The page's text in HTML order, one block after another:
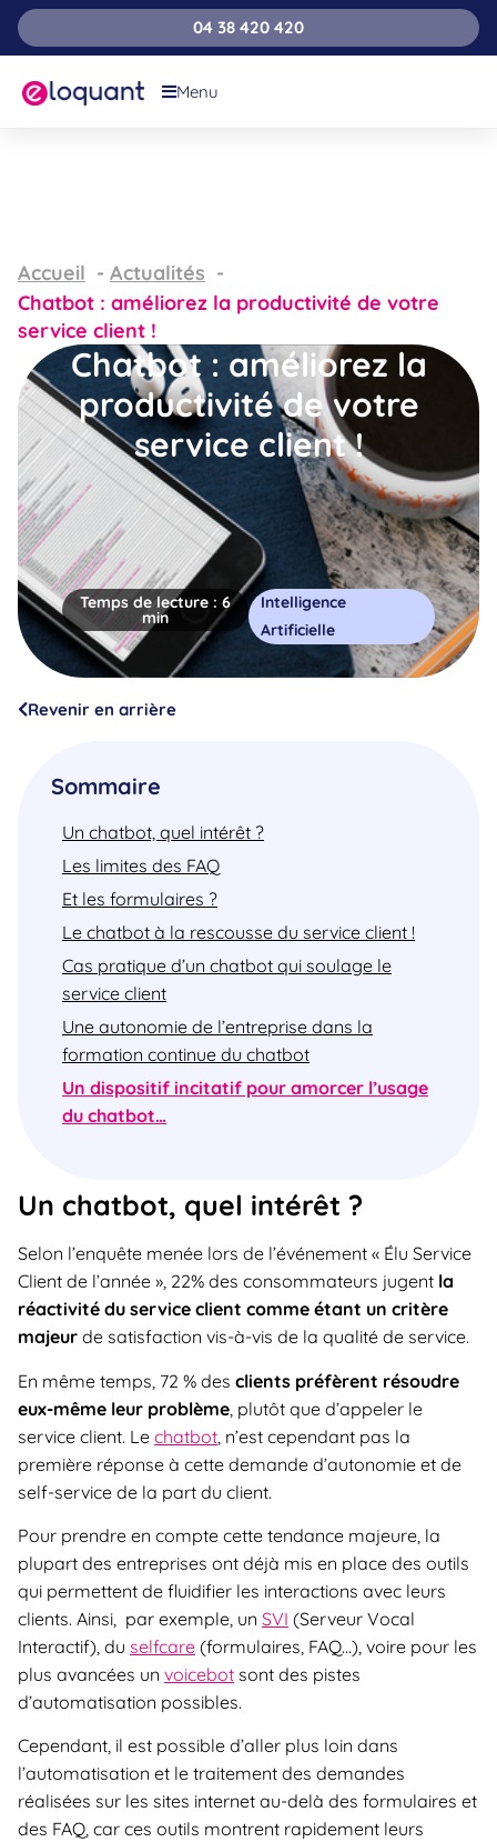
04 38 420 420
Menu
Accueil
Actualités
Chatbot : améliorez la productivité de votre
service client !
Chatbot : améliorez la
productivité de votre
service client !
Temps de lecture : 6
min
Intelligence
Artificielle
Revenir en arrière
Sommaire
Un chatbot, quel intérêt ?
Les limites des FAQ
Et les formulaires ?
Le chatbot à la rescousse du service client !
Cas pratique d’un chatbot qui soulage le
service client
Une autonomie de l’entreprise dans la
formation continue du chatbot
Un dispositif incitatif pour amorcer l’usage
du chatbot…
Un chatbot, quel intérêt ?
Selon l’enquête menée lors de l’événement « Élu Service
Client de l’année », 22% des consommateurs jugent la
réactivité du service client comme étant un critère
majeur de satisfaction vis-à-vis de la qualité de service.
En même temps, 72 % des clients préfèrent résoudre
eux-même leur problème , plutôt que d’appeler le
service client. Le chatbot , n’est cependant pas la
première réponse à cette demande d’autonomie et de
self-service de la part du client.
Pour prendre en compte cette tendance majeure, la
plupart des entreprises ont déjà mis en place des outils
qui permettent de fluidifier les interactions avec leurs
clients. Ainsi, par exemple, un SVI (Serveur Vocal
Interactif), du selfcare (formulaires, FAQ…), voire pour les
plus avancées un voicebot sont des pistes
d’automatisation possibles.
Cependant, il est possible d’aller plus loin dans
l’automatisation et le traitement des demandes
réalisées sur les sites internet au-delà des formulaires et
des FAQ, car ces outils montrent rapidement leurs